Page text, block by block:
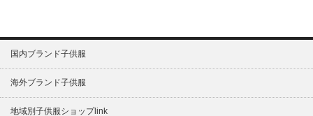
国内ブランド子供服
海外ブランド子供服
地域別子供服ショップlink